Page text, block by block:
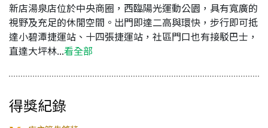
新店湯泉店位於中央商圈，西臨陽光運動公園，具有寬廣的
視野及充足的休閒空間。出門即達二高與環快，步行即可抵
達小碧潭捷運站、十四張捷運站，社區門口也有接駁巴士，
直達大坪林...看全部
得獎紀錄